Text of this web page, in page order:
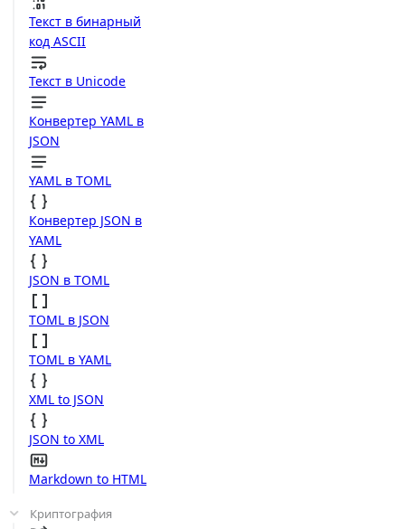
Текст в бинарный
код ASCII
Текст в Unicode
Конвертер YAML в
JSON
YAML в TOML
Конвертер JSON в
YAML
JSON в TOML
TOML в JSON
TOML в YAML
XML to JSON
JSON to XML
Markdown to HTML
Криптография